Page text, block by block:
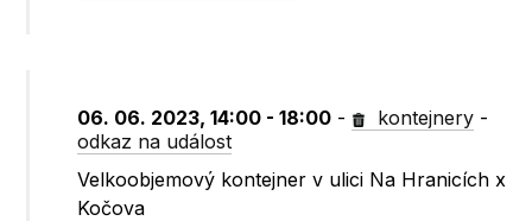
06. 06. 2023, 14:00 - 18:00 - kontejnery -
odkaz na událost
Velkoobjemový kontejner v ulici Na Hranicích x
Kočova